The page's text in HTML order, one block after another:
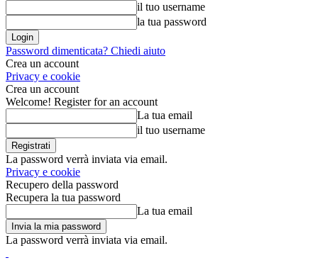
il tuo username
la tua password
Password dimenticata? Chiedi aiuto
Crea un account
Privacy e cookie
Crea un account
Welcome! Register for an account
La tua email
il tuo username
La password verrà inviata via email.
Privacy e cookie
Recupero della password
Recupera la tua password
La tua email
La password verrà inviata via email.